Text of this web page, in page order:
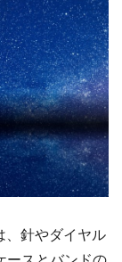
、針やダイヤル